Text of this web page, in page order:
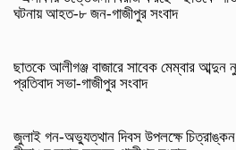
ঘটনায় আহত-৮ জন-গাজীপুর সংবাদ
ছাতকে আলীগঞ্জ বাজারে সাবেক মেম্বার আব্দুন
প্রতিবাদ সভা-গাজীপুর সংবাদ
জুলাই গন-অভ্যুত্থান দিবস উপলক্ষে চিত্রাঙ্কন